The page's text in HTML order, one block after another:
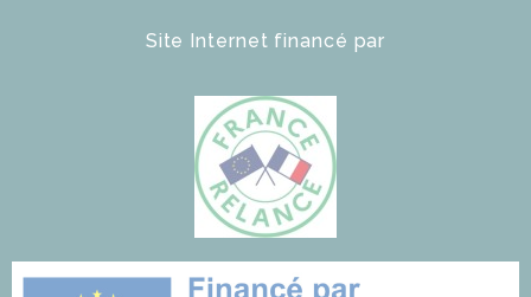
Site Internet financé par